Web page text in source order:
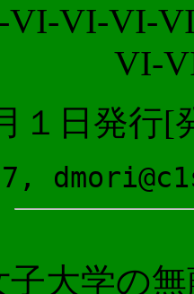
VI-VI-
VI-
１日発行[
大学の